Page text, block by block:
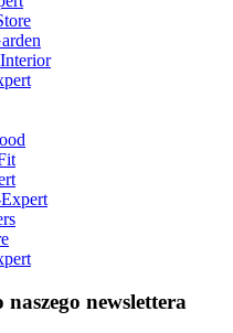
naszego newslettera